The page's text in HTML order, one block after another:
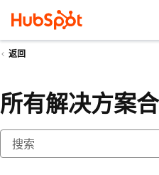
返回
所有解决方案